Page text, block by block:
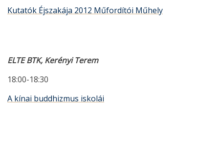
Kutatók Éjszakája 2012 Műfordítói Műhely
ELTE BTK, Kerényi Terem
18:00-18:30
A kínai buddhizmus iskolái